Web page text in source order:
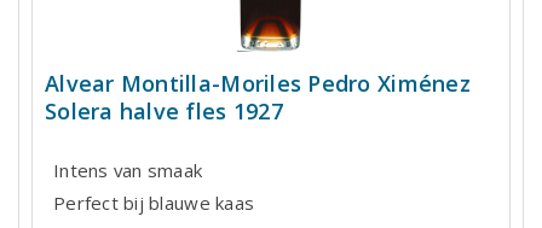
Alvear Montilla-Moriles Pedro Ximénez
Solera halve fles 1927
Intens van smaak
Perfect bij blauwe kaas